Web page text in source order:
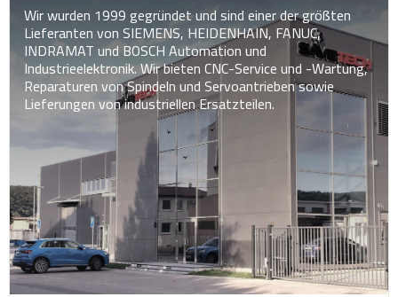
Wir wurden 1999 gegründet und sind einer der größten
Lieferanten von SIEMENS, HEIDENHAIN, FANUC,
INDRAMAT und BOSCH Automation und
Industrieelektronik. Wir bieten CNC-Service und -Wartung,
Reparaturen von Spindeln und Servoantrieben sowie
Lieferungen von industriellen Ersatzteilen.